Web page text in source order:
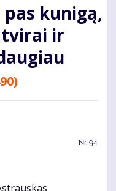
kunigą,
ir
Nr. 94